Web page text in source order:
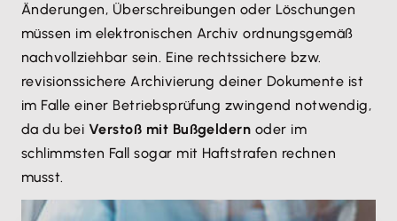
Änderungen, Überschreibungen oder Löschungen
müssen im elektronischen Archiv ordnungsgemäß
nachvollziehbar sein. Eine rechtssichere bzw.
revisionssichere Archivierung deiner Dokumente ist
im Falle einer Betriebsprüfung zwingend notwendig,
da du bei Verstoß mit Bußgeldern oder im
schlimmsten Fall sogar mit Haftstrafen rechnen
musst.